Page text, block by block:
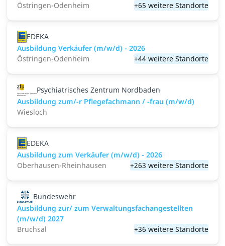
Östringen-Odenheim
+65 weitere Standorte
EDEKA
Ausbildung Verkäufer (m/w/d) - 2026
Östringen-Odenheim
+44 weitere Standorte
Psychiatrisches Zentrum Nordbaden
Ausbildung zum/-r Pflegefachmann / -frau (m/w/d)
Wiesloch
EDEKA
Ausbildung zum Verkäufer (m/w/d) - 2026
Oberhausen-Rheinhausen
+263 weitere Standorte
Bundeswehr
Ausbildung zur/ zum Verwaltungsfachangestellten
(m/w/d) 2027
Bruchsal
+36 weitere Standorte